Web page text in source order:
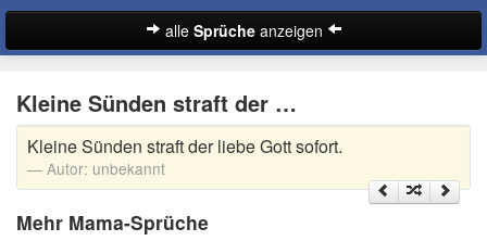
alle Sprücheanzeigen
Abschiedssprüche
Anmachsprüche
Kleine Sünden straft der …
Kleine Sünden straft der liebe Gott sofort.
Autor: unbekannt
Mehr Mama-Sprüche